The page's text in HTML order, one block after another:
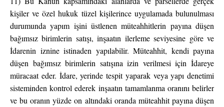
kişiler ve özel hukuk tüzel kişilerince uygulamada bulunulması
durumunda yapım işini üstlenen müteahhitlerin payına düşen
bağımsız birimlerin satışı, inşaatın ilerleme seviyesine göre ve
İdarenin iznine istinaden yapılabilir. Müteahhit, kendi payına
düşen bağımsız birimlerin satışına izin verilmesi için İdareye
müracaat eder. İdare, yerinde tespit yaparak veya yapı denetimi
sisteminden kontrol ederek inşaatın tamamlanma oranını belirler
ve bu oranın yüzde on altındaki oranda müteahhit payına düşen